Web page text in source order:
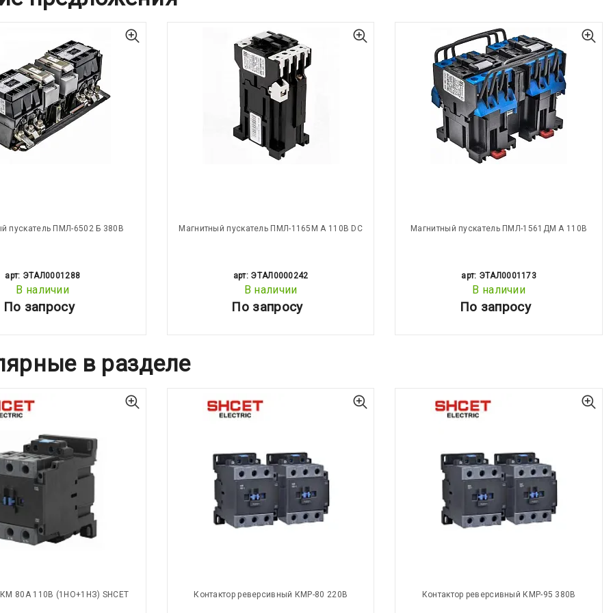
пускатель ПМЛ-6502 Б 380В
арт: ЭТАЛ0001288
В наличии
По запросу
Магнитный пускатель ПМЛ-1165М А 110В DC
арт: ЭТАЛ0000242
В наличии
По запросу
Магнитный пускатель ПМЛ-1561ДМ А 110В
арт: ЭТАЛ0001173
В наличии
По запросу
в разделе
КМ 80А 110В (1НО+1НЗ) SHCET Контактор реверсивный КМР-80 220В Контактор реверсивный КМР-95 380В